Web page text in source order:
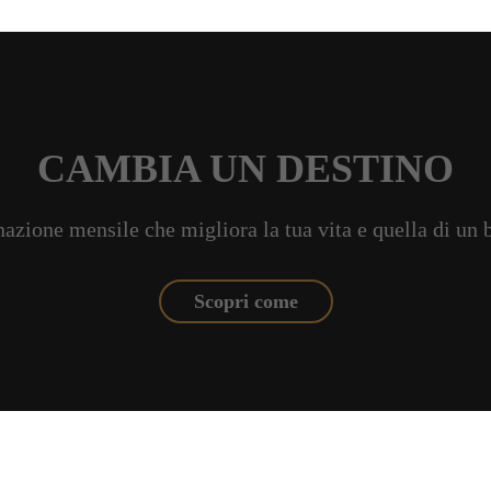
CAMBIA UN DESTINO
mensile che migliora la tua vita e quella di un
Scopri come